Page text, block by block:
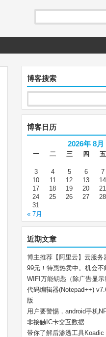
博客搜索
博客日历
2026年 8月
一 二 三 四 五
3
4 5 6 7
10
11 12 13 14
17
18 19 20 21
24
25 26 27 28
31
« 7月
近期文章
博主推荐【阿里云】云服务
99元！特惠热卖中。机会不
WIFI万能钥匙（除广告显示
代码编辑器(Notepad++)
版
用户要警惕，android手机
非接触IC卡交互数据
带你了解后渗透工具Koadic